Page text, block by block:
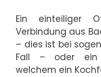
Ein einteiliger
Verbindung aus
– dies ist bei
Fall – oder ein
welchem ein